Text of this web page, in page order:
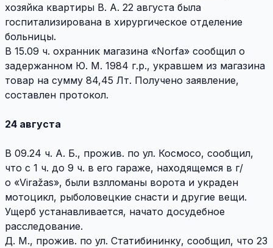
хозяйка квартиры В. А. 22 августа была
госпитализирована в хирургическое отделение
больницы.
В 15.09 ч. охранник магазина «Norfa» сообщил о
задержанном Ю. М. 1984 г.р., укравшем из магазина
товар на сумму 84,45 Лт. Получено заявление,
составлен протокол.
24 августа
В 09.24 ч. A. Б., прожив. по ул. Космосо, сообщил,
что с 1 ч. до 9 ч. в его гараже, находящемся в г/
о «Viražas», были взлломаны ворота и украден
мотоцикл, рыболовецкие снасти и другие вещи.
Ущерб устанавливается, начато досудебное
расследование.
Д. M., прожив. по ул. Статибининку, сообщил, что 23